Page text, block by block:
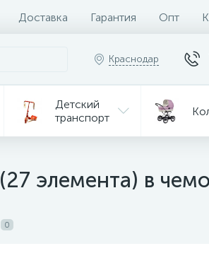
Доставка Гарантия Опт
Краснодар
Детский
транспорт
элемента) в
0